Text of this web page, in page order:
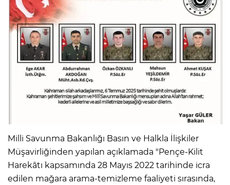
Milli Savunma Bakanlığı Basın ve Halkla İlişkiler
Müşavirliğinden yapılan açıklamada "Pençe-Kilit
Harekâtı kapsamında 28 Mayıs 2022 tarihinde icra
edilen mağara arama-temizleme faaliyeti sırasında,